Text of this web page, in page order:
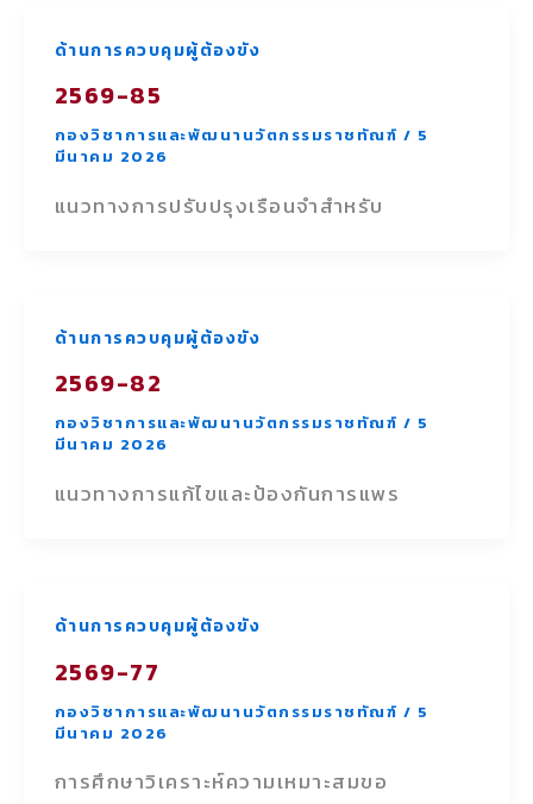
ด้านการควบคุมผู้ต้องขัง
2569-85
กองวิชาการและพัฒนานวัตกรรมราชทัณฑ์ / 5
มีนาคม 2026
แนวทางการปรับปรุงเรือนจำสำหรับ
ด้านการควบคุมผู้ต้องขัง
2569-82
กองวิชาการและพัฒนานวัตกรรมราชทัณฑ์ / 5
มีนาคม 2026
แนวทางการแก้ไขและป้องกันการแพร
ด้านการควบคุมผู้ต้องขัง
2569-77
กองวิชาการและพัฒนานวัตกรรมราชทัณฑ์ / 5
มีนาคม 2026
การศึกษาวิเคราะห์ความเหมาะสมขอ